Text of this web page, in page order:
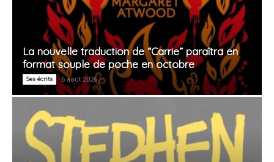
La nouvelle traduction de “Carrie” paraîtra en
format souple de poche en octobre
Ses écrits 6 août 2026